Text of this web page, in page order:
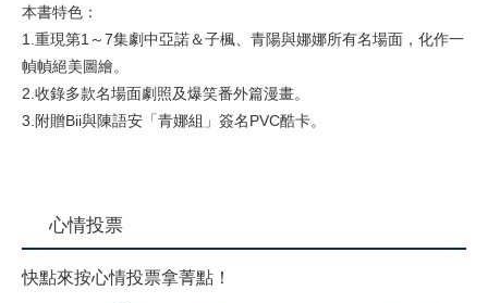
本書特色：
1.重現第1～7集劇中亞諾＆子楓、青陽與娜娜所有名場面，化作一
幀幀絕美圖繪。
2.收錄多款名場面劇照及爆笑番外篇漫畫。
3.附贈Bii與陳語安「青娜組」簽名PVC酷卡。
心情投票
快點來按心情投票拿菁點！